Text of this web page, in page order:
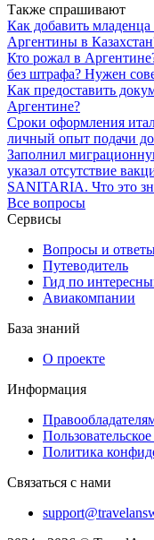
Также спрашивают
Как добавить
Аргентины в
Кто рожал в
без штрафа? Нужен
Как предоставить
Аргентине?
Сроки оформления
личный опыт подачи
Заполнил
указал отсутствие
SANITARIA. Что это
Все вопросы
Сервисы
Вопросы и
Путеводитель
Гид по
Авиакомпании
База знаний
О проекте
Информация
Политика
Связаться с нами